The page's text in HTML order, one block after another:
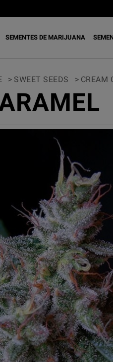
SEMENTES DE MARIJUANA
> SWEET SEEDS > CREAM